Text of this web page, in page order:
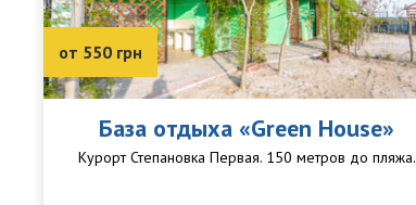
от 550 грн
База отдыха «Green House»
Курорт Степановка Первая. 150 метров до пляжа.